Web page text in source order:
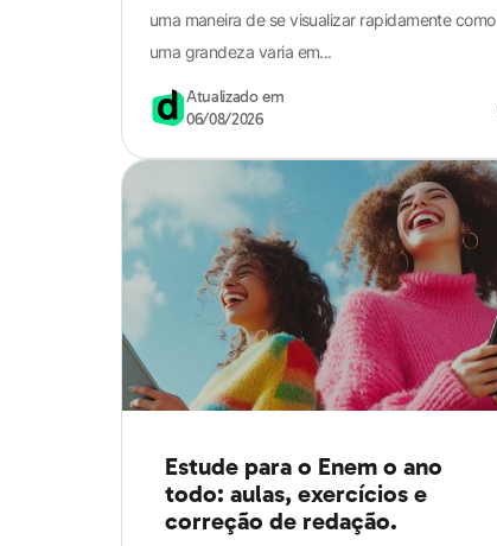
uma maneira de se visualizar rapidamente como
uma grandeza varia em...
Atualizado em
06/08/2026
Estude para o Enem o ano
todo: aulas, exercícios e
correção de redação.